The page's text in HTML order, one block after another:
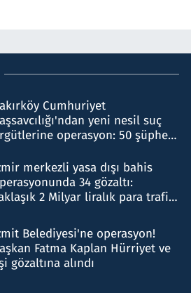
Cumhuriyet
yeni nesil suç
operasyon: 50 şüpheli
merkezli yasa dışı bahis
34 gözaltı:
2 Milyar liralık para trafiği
Belediyesi'ne operasyon!
Fatma Kaplan Hürriyet ve
gözaltına alındı